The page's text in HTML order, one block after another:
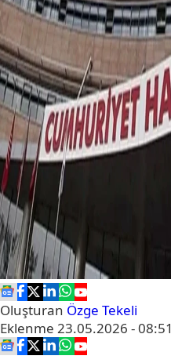
Oluşturan Özge Tekeli
Eklenme 23.05.2026 - 08:51